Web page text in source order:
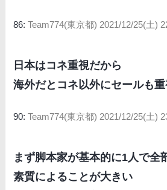
86:Team774(東京都) 2021/12/25(土)
日本はコネ重視だから
海外だとコネ以外にセールも
90:Team774(東京都) 2021/12/25(土)
まず脚本家が基本的に1人で全
素質によることが大きい